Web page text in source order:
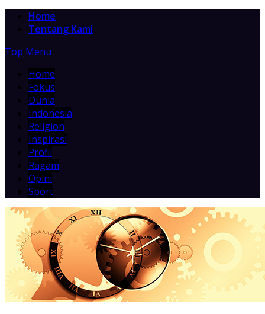
Home
Tentang Kami
Top Menu
Home
Fokus
Dunia
Indonesia
Religion
Inspirasi
Profil
Ragam
Opini
Sport